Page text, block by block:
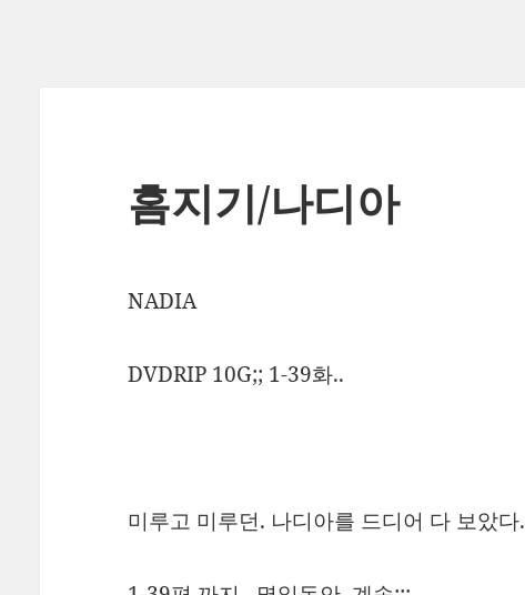
홈지기/나디아
NADIA
DVDRIP 10G;; 1-39화..
미루고 미루던. 나디아를 드디어 다 보았다.